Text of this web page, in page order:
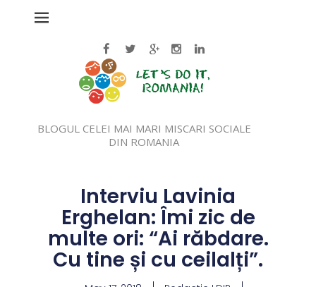
BLOGUL CELEI MAI MARI MISCARI SOCIALE
DIN ROMANIA
Interviu Lavinia
Erghelan: Îmi zic de
multe ori: “Ai răbdare.
Cu tine și cu ceilalți”.